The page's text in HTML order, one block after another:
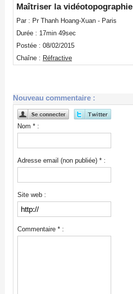
Maîtriser la vidéotopographie
Par : Pr Thanh Hoang-Xuan - Paris
Durée : 17min 49sec
Postée : 08/02/2015
Chaîne : Réfractive
Nouveau commentaire :
Nom * :
Adresse email (non publiée) * :
Site web :
Commentaire * :